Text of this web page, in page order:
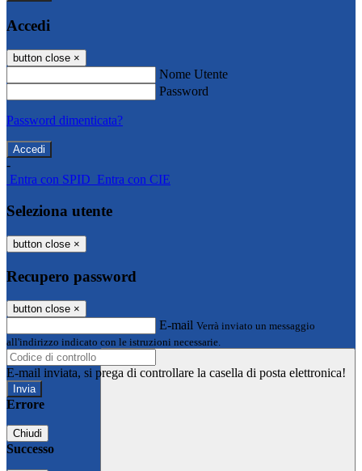
Accedi
button close ×
Nome Utente
Password
Password dimenticata?
-
Entra con SPID Entra con CIE
Seleziona utente
button close ×
Recupero password
button close ×
E-mail Verrà inviato un messaggio
all'indirizzo indicato con le istruzioni necessarie.
E-mail inviata, si prega di controllare la casella di posta elettronica!
Errore
Chiudi
Successo